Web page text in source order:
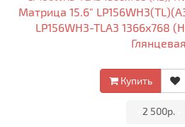
Матрица 15.6"
LP156WH3-TLA3 1366x768
Глянцевая
Купить
2 500р.